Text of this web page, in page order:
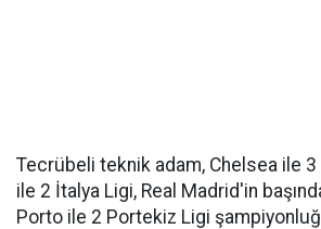
Tecrübeli teknik adam, Chelsea ile
ile 2 İtalya Ligi, Real Madrid'in
Porto ile 2 Portekiz Ligi